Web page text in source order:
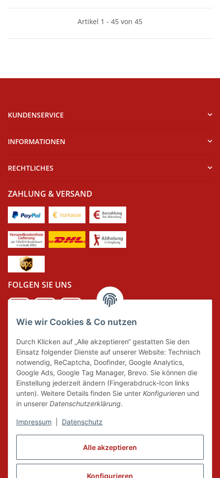
Alle akzeptieren
Konfigurieren
Wie wir Cookies & Co nutzen
Durch Klicken auf „Alle akzeptieren“ gestatten Sie den
Einsatz folgender Dienste auf unserer Website: Technisch
notwendig, ReCaptcha, Doofinder, Google Analytics,
Google Ads, Google Tag Manager, Brevo. Sie können die
Einstellung jederzeit ändern (Fingerabdruck-Icon links
unten). Weitere Details finden Sie unter Konfigurieren und
in unserer Datenschutzerklärung.
Impressum Datenschutz
Artikel 1 - 45 von 45
KUNDENSERVICE
INFORMATIONEN
RECHTLICHES
ZAHLUNG & VERSAND
FOLGEN SIE UNS
Wir tragen Verantwortung und erfüllen unsere
Pflichten zur Systembeteiligung nach dem
Verpackungsgesetz.
FAIRCOMMERCE
Wir sind seit 04.12.2015 Mitglied der Initiative